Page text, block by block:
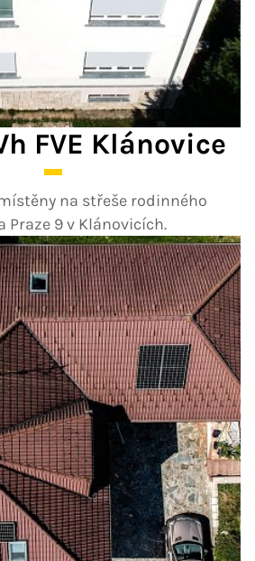
FVE Klánovice
na střeše rodinného
Praze 9 v Klánovicích.